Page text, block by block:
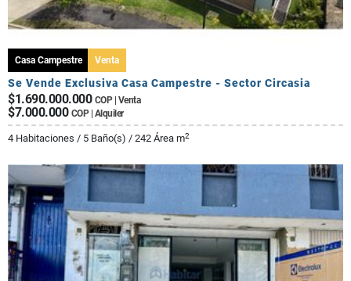
Casa Campestre Venta
Se Vende Exclusiva Casa Campestre - Sector Circasia
$1.690.000.000 COP | Venta
$7.000.000 COP | Alquiler
4 Habitaciones / 5 Baño(s) / 242 Área m2